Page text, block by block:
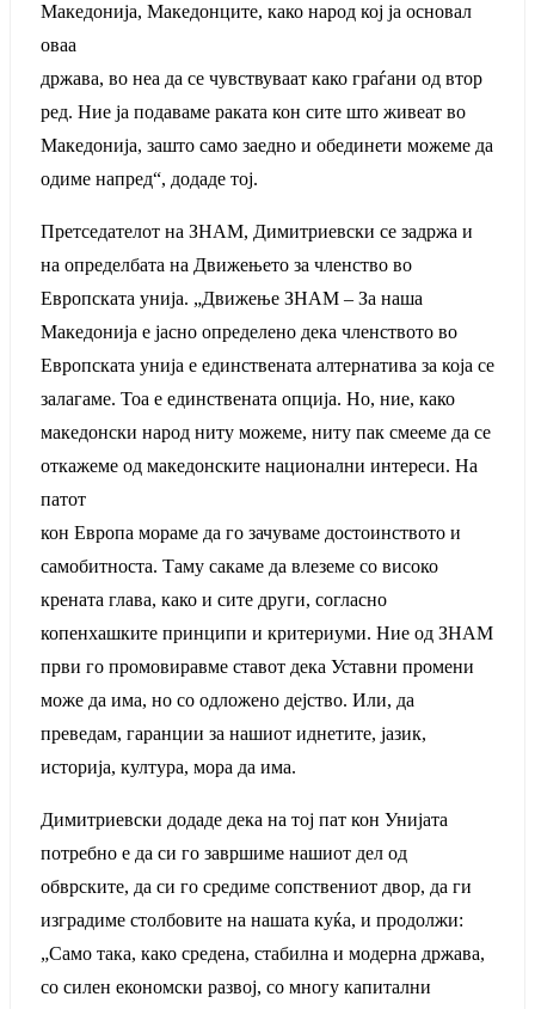
Македонија, Македонците, како народ кој ја основал
оваа
држава, во неа да се чувствуваат како граѓани од втор
ред. Ние ја подаваме раката кон сите што живеат во
Македонија, зашто само заедно и обединети можеме да
одиме напред“, додаде тој.
Претседателот на ЗНАМ, Димитриевски се задржа и
на определбата на Движењето за членство во
Европската унија. „Движење ЗНАМ – За наша
Македонија е јасно определено дека членството во
Европската унија е единствената алтернатива за која се
залагаме. Тоа е единствената опција. Но, ние, како
македонски народ ниту можеме, ниту пак смееме да се
откажеме од македонските национални интереси. На
патот
кон Европа мораме да го зачуваме достоинството и
самобитноста. Таму сакаме да влеземе со високо
крената глава, како и сите други, согласно
копенхашките принципи и критериуми. Ние од ЗНАМ
први го промовиравме ставот дека Уставни промени
може да има, но со одложено дејство. Или, да
преведам, гаранции за нашиот иднетите, јазик,
историја, култура, мора да има.
Димитриевски додаде дека на тој пат кон Унијата
потребно е да си го завршиме нашиот дел од
обврските, да си го средиме сопствениот двор, да ги
изградиме столбовите на нашата куќа, и продолжи:
„Само така, како средена, стабилна и модерна држава,
со силен економски развој, со многу капитални